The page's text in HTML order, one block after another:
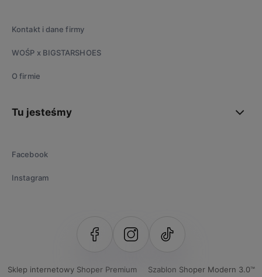
Kontakt i dane firmy
WOŚP x BIGSTARSHOES
O firmie
Tu jesteśmy
Facebook
Instagram
Sklep internetowy Shoper Premium
Szablon Shoper Modern 3.0™